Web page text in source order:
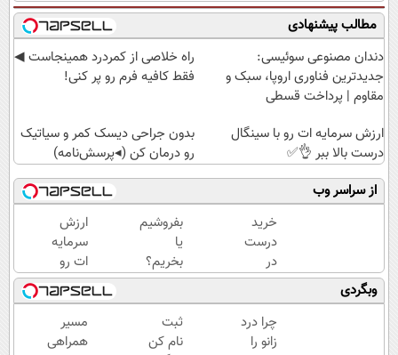
مطالب پیشنهادی
دندان مصنوعی سوئیسی:
جدیدترین فناوری اروپا، سبک و
مقاوم | پرداخت قسطی
‌راه خلاصی از کمردرد همینجاست ◀
فقط کافیه فرم رو پر کنی!
ارزش سرمایه ات رو با سینگال
درست بالا ببر 👌✅
بدون جراحی دیسک کمر و سیاتیک
رو درمان کن (◂پرسش‌نامه)
از سراسر وب
خرید
درست
در
لحظه
درست
= رشد
سرمایه
بفروشیم
یا
بخریم؟
سیگنال
تخصصی
دریافت
کن
ارزش
سرمایه
ات رو
با
سینگال
درست
بالا ببر
وبگردی
چرا درد
زانو را
ثبت
نام کن
مسیر
همراهی